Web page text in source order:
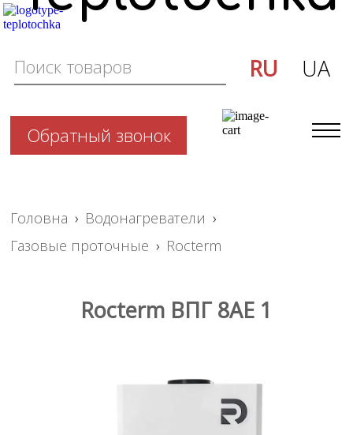
Обратный звонок
RU UA
Головна › Водонагреватели ›
Газовые проточные › Rocterm
Rocterm ВПГ 8AE 1